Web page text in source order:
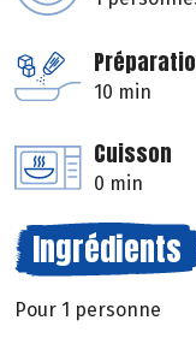
10 min
Cuisson
0 min
Ingrédients
Pour 1 personne